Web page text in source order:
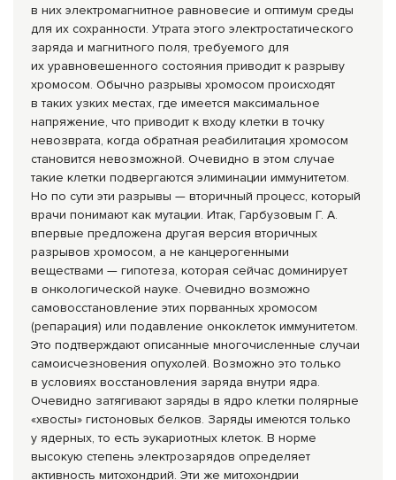
в них электромагнитное равновесие и оптимум среды
для их сохранности. Утрата этого электростатического
заряда и магнитного поля, требуемого для
их уравновешенного состояния приводит к разрыву
хромосом. Обычно разрывы хромосом происходят
в таких узких местах, где имеется максимальное
напряжение, что приводит к входу клетки в точку
невозврата, когда обратная реабилитация хромосом
становится невозможной. Очевидно в этом случае
такие клетки подвергаются элиминации иммунитетом.
Но по сути эти разрывы — вторичный процесс, который
врачи понимают как мутации. Итак, Гарбузовым Г. А.
впервые предложена другая версия вторичных
разрывов хромосом, а не канцерогенными
веществами — гипотеза, которая сейчас доминирует
в онкологической науке. Очевидно возможно
самовосстановление этих порванных хромосом
(репарация) или подавление онкоклеток иммунитетом.
Это подтверждают описанные многочисленные случаи
самоисчезновения опухолей. Возможно это только
в условиях восстановления заряда внутри ядра.
Очевидно затягивают заряды в ядро клетки полярные
«хвосты» гистоновых белков. Заряды имеются только
у ядерных, то есть эукариотных клеток. В норме
высокую степень электрозарядов определяет
активность митохондрий. Эти же митохондрии